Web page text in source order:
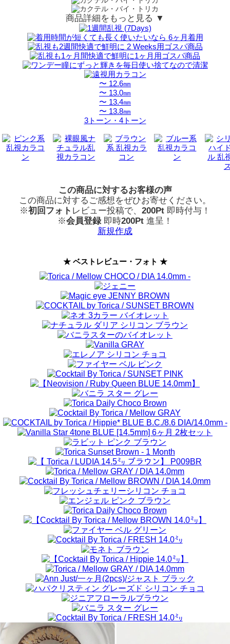
商品詳細をもっと見る ▼
〜 12.6㎜
〜 13.0㎜
〜 13.4㎜
〜 13.8㎜
3トーン・4トーン
この商品に対するお客様の声
この商品に対するご感想をぜひお寄せください。
※初回フォト レビュー投稿で、 200Pt 即時付与！
※会員登録即時200Pt 進呈！
新規作成
★ ベストレビュー・フォト ★